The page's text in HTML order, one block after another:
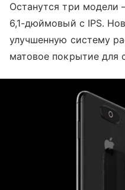
Останутся три
6,1-дюймовый с IPS.
улучшенную систему
матовое покрытие для